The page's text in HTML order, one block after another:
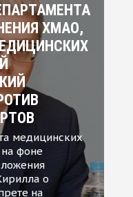
ХМАО,
медицинских
на фоне
о
на